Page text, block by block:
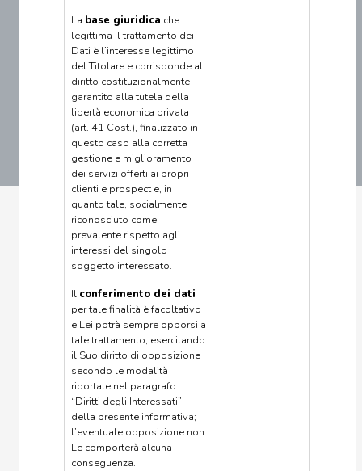
La base giuridica che
legittima il trattamento dei
Dati è l’interesse legittimo
del Titolare e corrisponde al
diritto costituzionalmente
garantito alla tutela della
libertà economica privata
(art. 41 Cost.), finalizzato in
questo caso alla corretta
gestione e miglioramento
dei servizi offerti ai propri
clienti e prospect e, in
quanto tale, socialmente
riconosciuto come
prevalente rispetto agli
interessi del singolo
soggetto interessato.
Il conferimento dei dati
per tale finalità è facoltativo
e Lei potrà sempre opporsi a
tale trattamento, esercitando
il Suo diritto di opposizione
secondo le modalità
riportate nel paragrafo
“Diritti degli Interessati”
della presente informativa;
l’eventuale opposizione non
Le comporterà alcuna
conseguenza.